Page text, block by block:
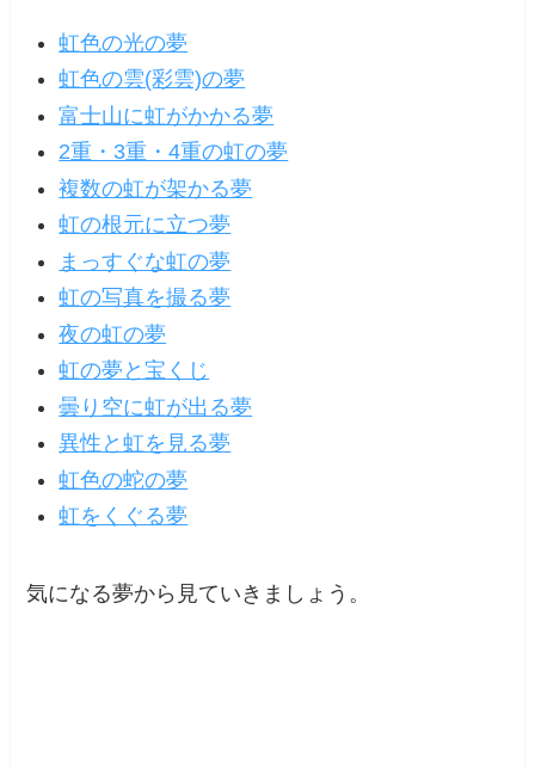
虹色の光の夢
虹色の雲(彩雲)の夢
富士山に虹がかかる夢
2重・3重・4重の虹の夢
複数の虹が架かる夢
虹の根元に立つ夢
まっすぐな虹の夢
虹の写真を撮る夢
夜の虹の夢
虹の夢と宝くじ
曇り空に虹が出る夢
異性と虹を見る夢
虹色の蛇の夢
虹をくぐる夢
気になる夢から見ていきましょう。